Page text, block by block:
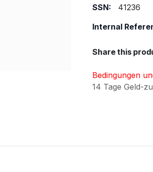
SSN:
41236
Internal
Share this
Bedingungen
14 Tage Geld-